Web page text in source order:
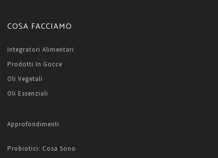
COSA FACCIAMO
Integratori Alimentari
Prodotti In Gocce
Oli Vegetali
Oli Essenziali
Approfondimenti
Probiotici: Cosa Sono